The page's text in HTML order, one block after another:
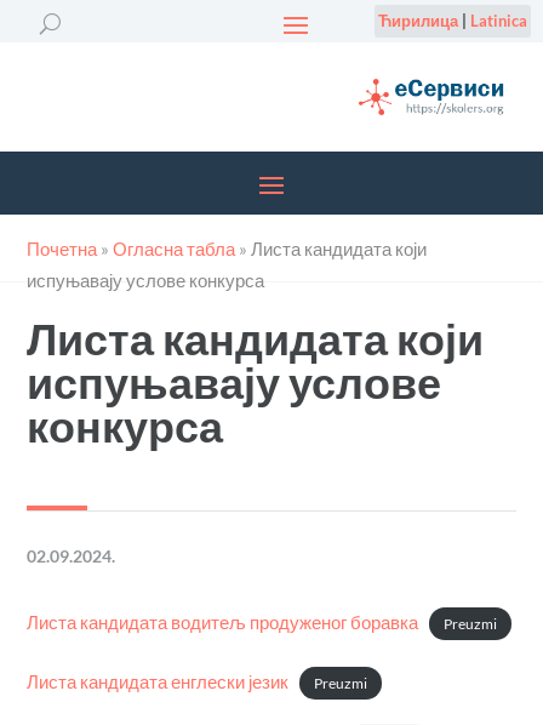
Ћирилица| Latinica
Почетна »Огласна табла » Листа кандидата који
испуњавају услове конкурса
Листа кандидата који
испуњавају услове
конкурса
02.09.2024.
Листа кандидата водитељ продуженог боравка Preuzmi
Листа кандидата енглески језик Preuzmi